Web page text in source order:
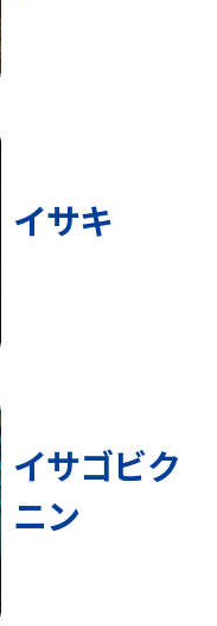
イサキ
イサゴビク
ニン